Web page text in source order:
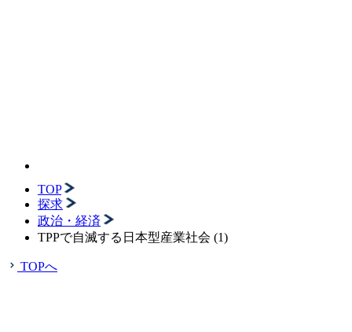
TOP
探求
政治・経済
TPPで自滅する日本型産業社会 (1)
TOPへ